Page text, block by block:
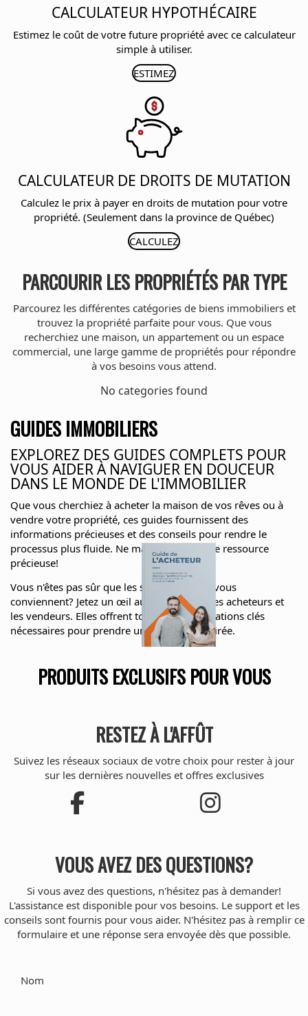
CALCULATEUR HYPOTHÉCAIRE
Estimez le coût de votre future propriété avec ce calculateur
simple à utiliser.
ESTIMEZ
CALCULATEUR DE DROITS DE MUTATION
Calculez le prix à payer en droits de mutation pour votre
propriété. (Seulement dans la province de Québec)
CALCULEZ
PARCOURIR LES PROPRIÉTÉS PAR TYPE
Parcourez les différentes catégories de biens immobiliers et
trouvez la propriété parfaite pour vous. Que vous
recherchiez une maison, un appartement ou un espace
commercial, une large gamme de propriétés pour répondre
à vos besoins vous attend.
No categories found
GUIDES IMMOBILIERS
EXPLOREZ DES GUIDES COMPLETS POUR
VOUS AIDER À NAVIGUER EN DOUCEUR
DANS LE MONDE DE L'IMMOBILIER
Que vous cherchiez à acheter la maison de vos rêves ou à
vendre votre propriété, ces guides fournissent des
informations précieuses et des conseils pour rendre le
processus plus fluide. Ne manquez pas cette ressource
précieuse!
Vous n'êtes pas sûr que les services offerts vous
conviennent? Jetez un œil aux pages pour les acheteurs et
les vendeurs. Elles offrent toutes les informations clés
nécessaires pour prendre une décision éclairée.
PRODUITS EXCLUSIFS POUR VOUS
RESTEZ À L'AFFÛT
Suivez les réseaux sociaux de votre choix pour rester à jour
sur les dernières nouvelles et offres exclusives
VOUS AVEZ DES QUESTIONS?
Si vous avez des questions, n'hésitez pas à demander!
L'assistance est disponible pour vos besoins. Le support et les
conseils sont fournis pour vous aider. N'hésitez pas à remplir ce
formulaire et une réponse sera envoyée dès que possible.
Nom